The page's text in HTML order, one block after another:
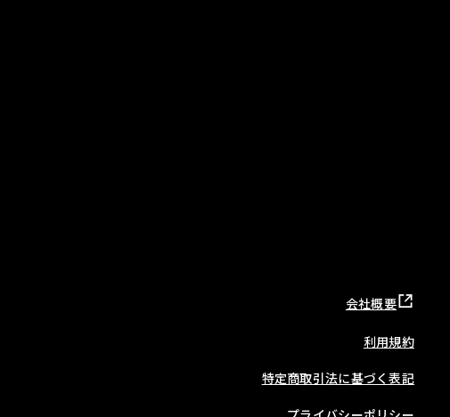
会社概要
利用規約
特定商取引法に基づく表記